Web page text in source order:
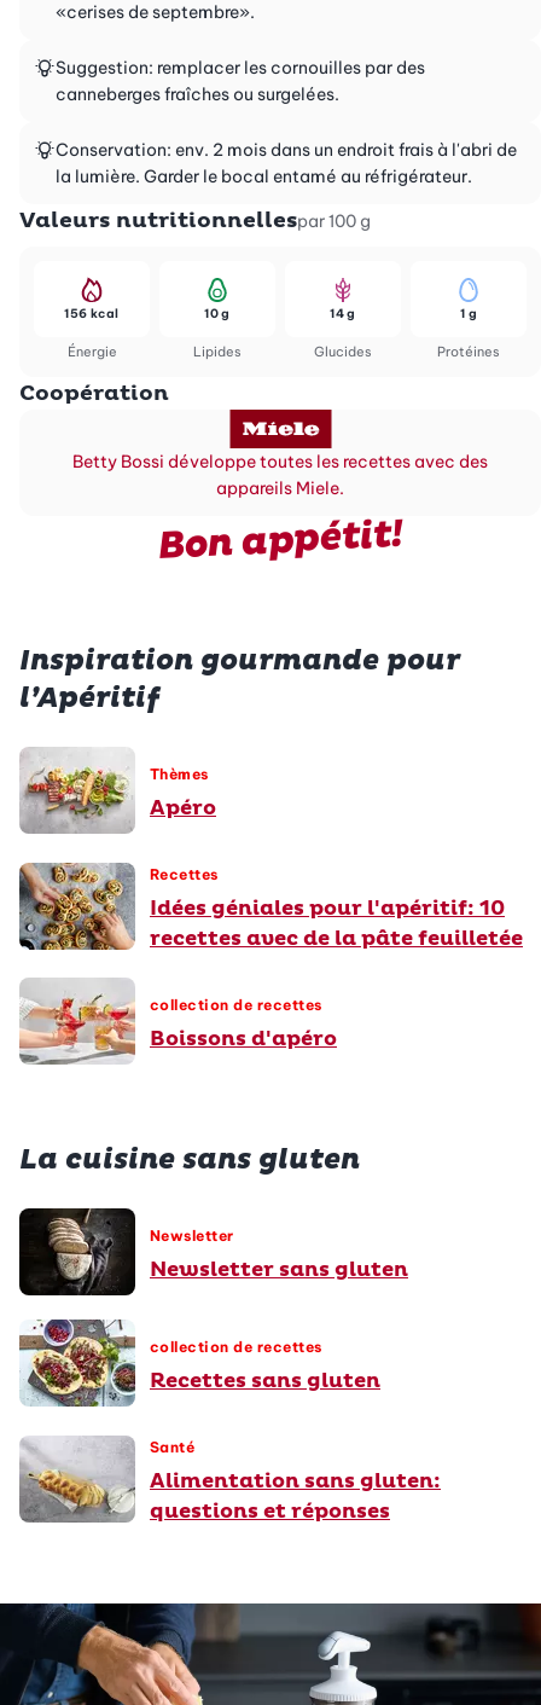
«cerises de septembre».
Suggestion: remplacer les cornouilles par des
canneberges fraîches ou surgelées.
Conservation: env. 2 mois dans un endroit frais à l'abri de
la lumière. Garder le bocal entamé au réfrigérateur.
Valeurs nutritionnellespar 100 g
Énergie
156 kcal
Lipides
10 g
Glucides
14 g
Protéines
1 g
Coopération
Betty Bossi développe toutes les recettes avec des
appareils Miele.
Bon appétit!
Inspiration gourmande pour
l’Apéritif
Thèmes
Apéro
Recettes
Idées géniales pour l'apéritif: 10
recettes avec de la pâte feuilletée
collection de recettes
Boissons d'apéro
La cuisine sans gluten
Newsletter
Newsletter sans gluten
collection de recettes
Recettes sans gluten
Santé
Alimentation sans gluten:
questions et réponses